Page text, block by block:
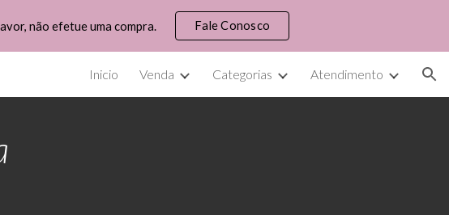
Skip to navigation
não efetue uma compra. Fale Conosco
Inicio Venda Categorias Atendimento